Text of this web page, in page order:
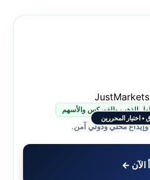
اختيار المحررين
الذهب والفوركس والأسهم
محلي ودولي آمن.
الآن ←